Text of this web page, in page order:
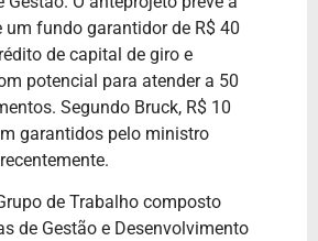
fundo garantidor de R$ 40
de capital de giro e
potencial para atender a 50
Segundo Bruck, R$ 10
garantidos pelo ministro
de Trabalho composto
de Gestão e Desenvolvimento